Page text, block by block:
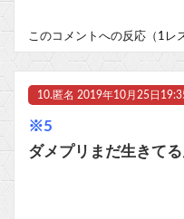
このコメントへの反応（1レ
10. 匿名 2019年10月25日
※5
ダメプリまだ生きて